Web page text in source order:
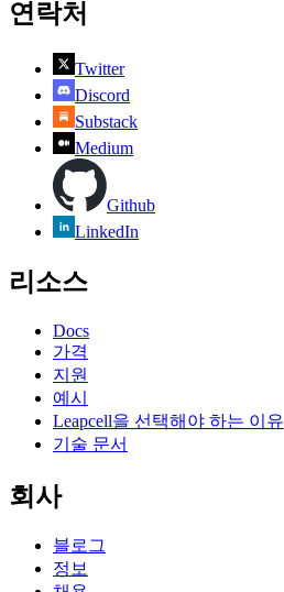
연락처
Twitter
Discord
Substack
Medium
Github
LinkedIn
리소스
Docs
가격
지원
예시
Leapcell을 선택해야 하는 이유
기술 문서
회사
블로그
정보